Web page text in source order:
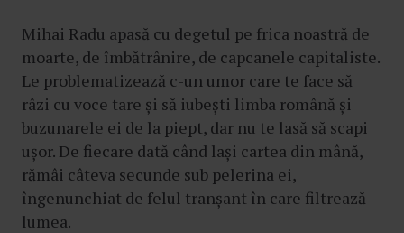
Mihai Radu apasă cu degetul pe frica noastră de
moarte, de îmbătrânire, de capcanele capitaliste.
Le problematizează c-un umor care te face să
râzi cu voce tare și să iubești limba română și
buzunarele ei de la piept, dar nu te lasă să scapi
ușor. De fiecare dată când lași cartea din mână,
rămâi câteva secunde sub pelerina ei,
îngenunchiat de felul tranșant în care filtrează
lumea.